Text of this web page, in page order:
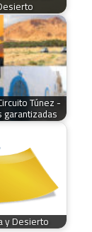
Túnez -
garantizadas
y Desierto